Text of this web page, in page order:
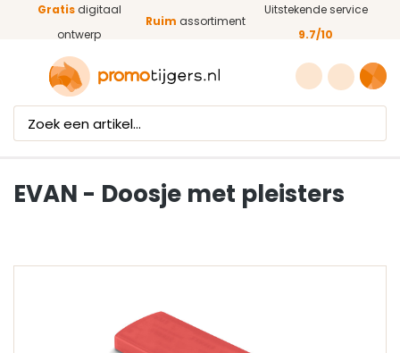
Ga naar de hoofdinhoud
Gratisdigitaal
ontwerp
Ruim assortiment
Uitstekende service
9.7/10
EVAN - Doosje met pleisters